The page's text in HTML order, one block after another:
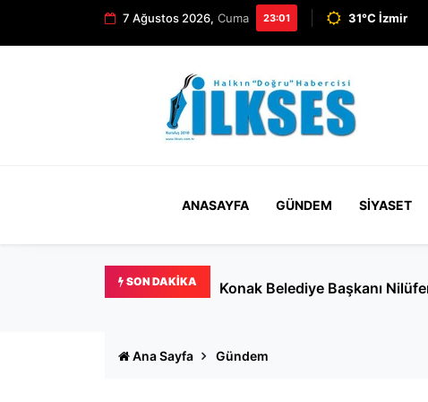
7 Ağustos 2026, Cuma 23:01 31°C İzmir
ANASAYFA GÜNDEM SIYASET
SON DAKIKAKonak Belediye Başkanı Nilüfer
Ana Sayfa Gündem